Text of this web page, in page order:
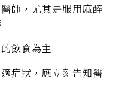
師，尤其是服用麻醉
飲食為主
症狀，應立刻告知醫